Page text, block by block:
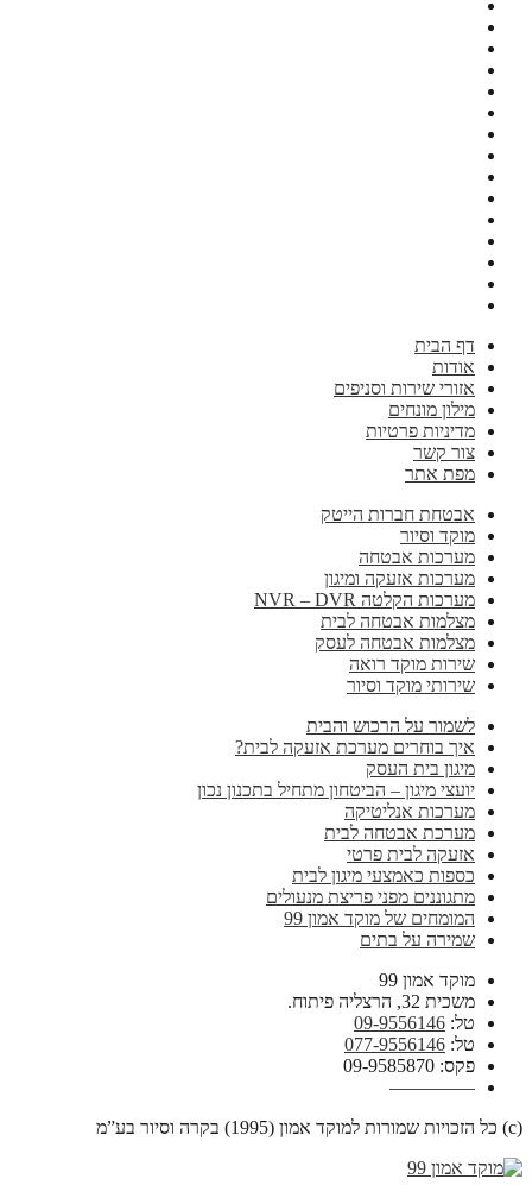
דף הבית
אודות
אזורי שירות וסניפים
מילון מונחים
מדיניות פרטיות
צור קשר
מפת אתר
אבטחת חברות הייטק
מוקד וסיור
מערכות אבטחה
מערכות אזעקה ומיגון
מערכות הקלטה NVR – DVR
מצלמות אבטחה לבית
מצלמות אבטחה לעסק
שירות מוקד רואה
שירותי מוקד וסיור
לשמור על הרכוש והבית
איך בוחרים מערכת אזעקה לבית?
מיגון בית העסק
יועצי מיגון – הביטחון מתחיל בתכנון נכון
מערכות אנליטיקה
מערכת אבטחה לבית
אזעקה לבית פרטי
כספות כאמצעי מיגון לבית
מתגוננים מפני פריצת מנעולים
המומחים של מוקד אמון 99
שמירה על בתים
מוקד אמון 99
משכית 32, הרצליה פיתוח.
טל: 09-9556146
טל: 077-9556146
פקס: 09-9585870
————–
(c) כל הזכויות שמורות למוקד אמון (1995) בקרה וסיור בע”מ